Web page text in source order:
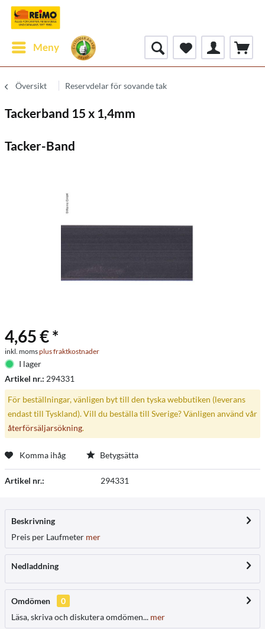
Meny
Översikt Reservdelar för sovande tak
Tackerband 15 x 1,4mm
Tacker-Band
4,65 € *
inkl. momsplus fraktkostnader
I lager
Artikel nr.: 294331
För beställningar, vänligen byt till den tyska webbutiken (leverans
endast till Tyskland). Vill du beställa till Sverige? Vänligen använd vår
återförsäljarsökning.
Komma ihåg Betygsätta
Artikel nr.: 294331
Beskrivning
Preis per Laufmeter mer
Nedladdning
Omdömen
0
Läsa, skriva och diskutera omdömen... mer